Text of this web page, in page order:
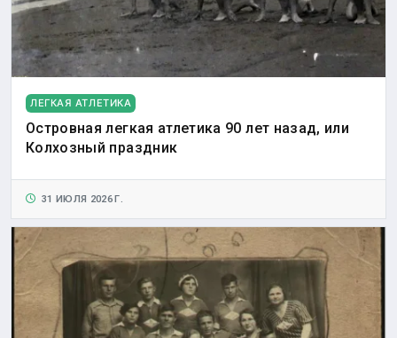
ЛЕГКАЯ АТЛЕТИКА
Островная легкая атлетика 90 лет назад, или
Колхозный праздник
31 ИЮЛЯ 2026 Г.